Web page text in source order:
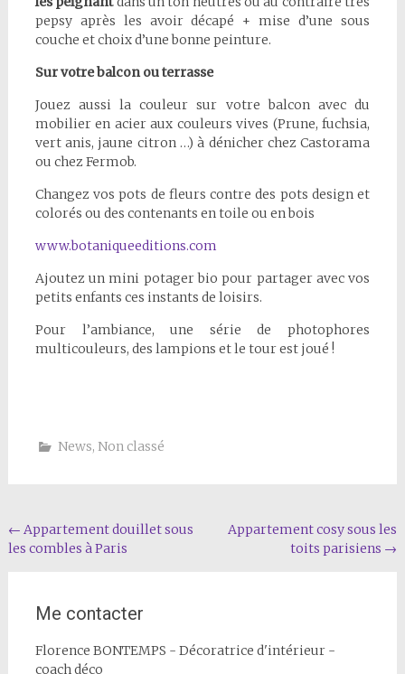
pepsy après les avoir décapé + mise d’une sous
couche et choix d’une bonne peinture.
Sur votre balcon ou terrasse
Jouez aussi la couleur sur votre balcon avec du
mobilier en acier aux couleurs vives (Prune, fuchsia,
vert anis, jaune citron …) à dénicher chez Castorama
ou chez Fermob.
Changez vos pots de fleurs contre des pots design et
colorés ou des contenants en toile ou en bois
www.botaniqueeditions.com
Ajoutez un mini potager bio pour partager avec vos
petits enfants ces instants de loisirs.
Pour l’ambiance, une série de photophores
multicouleurs, des lampions et le tour est joué !
News, Non classé
Navigation
l'article
← Appartement douillet sous
les combles à Paris
Appartement cosy sous les
toits parisiens →
Me contacter
Florence BONTEMPS - Décoratrice d'intérieur -
coach déco